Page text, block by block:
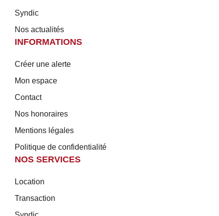
Syndic
Nos actualités
INFORMATIONS
Créer une alerte
Mon espace
Contact
Nos honoraires
Mentions légales
Politique de confidentialité
NOS SERVICES
Location
Transaction